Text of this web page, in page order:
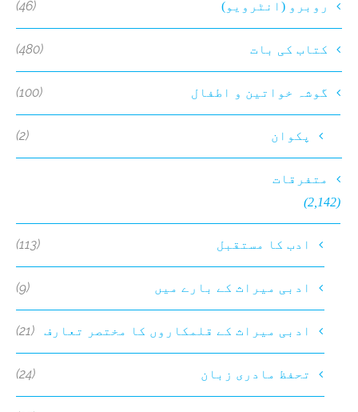
روبرو (انٹرویو) (46)
کتاب کی بات (480)
گوشہ خواتین و اطفال (100)
پکوان (2)
متفرقات
(2,142)
ادب کا مستقبل (113)
ادبی میراث کے بارے میں (9)
ادبی میراث کے قلمکاروں کا مختصر تعارف (21)
تحفظ مادری زبان (24)